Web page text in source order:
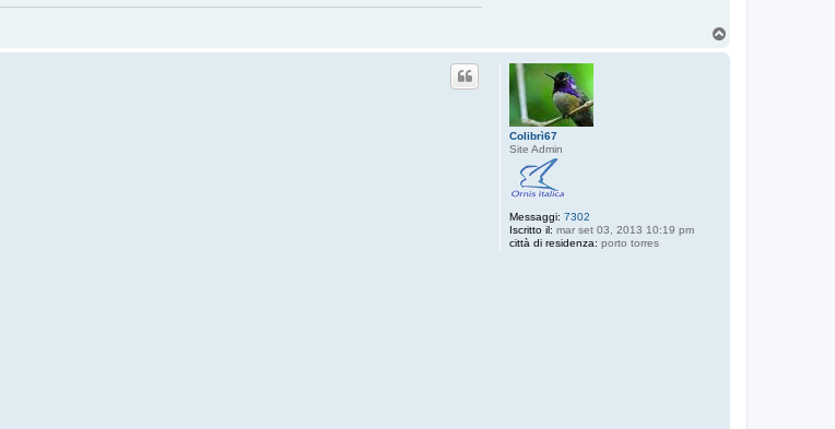
Colibrì67
Site Admin
Messaggi: 7302
Iscritto il: mar set 03, 2013 10:19 pm
città di residenza: porto torres